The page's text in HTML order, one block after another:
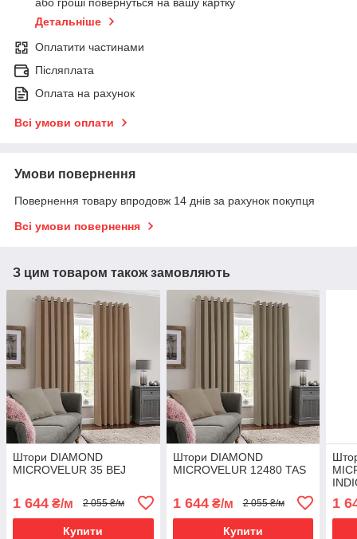
Детальніше
Оплатити частинами
Післяплата
Оплата на рахунок
Всі умови оплати
Умови повернення
Повернення товару впродовж 14 днів за рахунок покупця
Всі умови повернення
З цим товаром також замовляють
Штори DIAMOND
MICROVELUR 35 BEJ
1 644 ₴/м 2 055 ₴/м
Купити
Штори DIAMOND
MICROVELUR 12480 TAS
1 644₴/м 2 055 ₴/м
Купити
1